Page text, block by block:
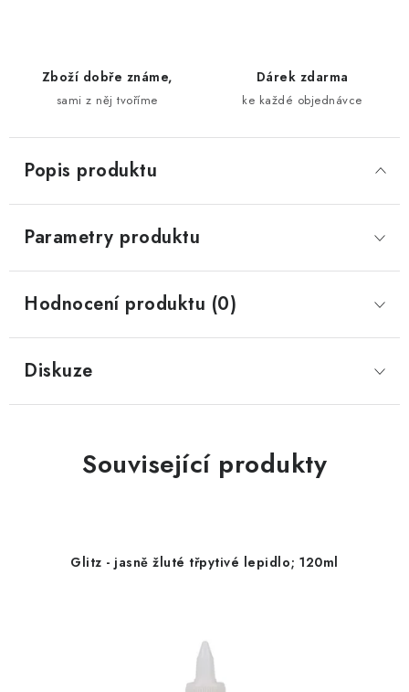
Zboží dobře známe,
sami z něj tvoříme
Dárek zdarma
ke každé objednávce
Popis produktu
Parametry produktu
Hodnocení produktu (0)
Diskuze
Související produkty
Glitz - jasně žluté třpytivé lepidlo; 120ml